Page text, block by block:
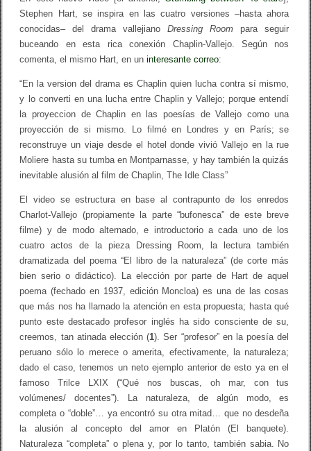
Stephen Hart, se inspira en las cuatro versiones –hasta ahora
conocidas– del drama vallejianoDressing Room para seguir
buceando en esta rica conexión Chaplin-Vallejo. Según nos
comenta, el mismo Hart, en uninteresante correo:
“En la version del drama es Chaplin quien lucha contra sí mismo,
y lo converti en una lucha entre Chaplin y Vallejo; porque entendí
la proyeccion de Chaplin en las poesías de Vallejo como una
proyección de si mismo. Lo filmé en Londres y en París; se
reconstruye un viaje desde el hotel donde vivió Vallejo en la rue
Moliere hasta su tumba en Montparnasse, y hay también la quizás
inevitable alusión al film de Chaplin, The Idle Class”
El video se estructura en base al contrapunto de los enredos
Charlot-Vallejo (propiamente la parte “bufonesca” de este breve
filme) y de modo alternado, e introductorio a cada uno de los
cuatro actos de la pieza Dressing Room, la lectura también
dramatizada del poema “El libro de la naturaleza” (de corte más
bien serio o didáctico). La elección por parte de Hart de aquel
poema (fechado en 1937, edición Moncloa) es una de las cosas
que más nos ha llamado la atención en esta propuesta; hasta qué
punto este destacado profesor inglés ha sido consciente de su,
creemos, tan atinada elección (1). Ser “profesor” en la poesía del
peruano sólo lo merece o amerita, efectivamente, la naturaleza;
dado el caso, tenemos un neto ejemplo anterior de esto ya en el
famoso Trilce LXIX (“Qué nos buscas, oh mar, con tus
volúmenes/ docentes”). La naturaleza, de algún modo, es
completa o “doble”… ya encontró su otra mitad… que no desdeña
la alusión al concepto del amor en Platón (El banquete).
Naturaleza “completa” o plena y, por lo tanto, también sabia. No